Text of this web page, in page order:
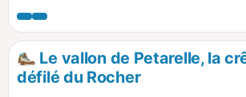
mondialement réputées pour leurs sites
fois au pied de ses parois
contournerez puis les sillonnerez par le
points de vue vertigineux sur le Vallon de
de revenir tranquillement au village.
Le vallon de Petarelle, la
défilé du Rocher